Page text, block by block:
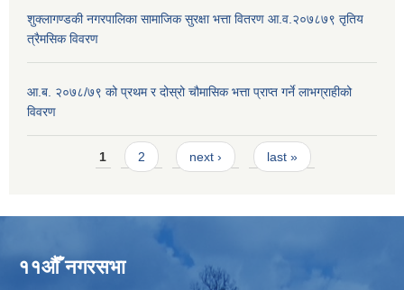
शुक्लागण्डकी नगरपालिका सामाजिक सुरक्षा भत्ता वितरण आ.व.२०७८७९ तृतिय
त्रैमसिक विवरण
आ.ब. २०७८/७९ को प्रथम र दोस्रो चौमासिक भत्ता प्राप्त गर्ने लाभग्राहीको
विवरण
Pages1 2 next › last »
११औँ नगरसभा